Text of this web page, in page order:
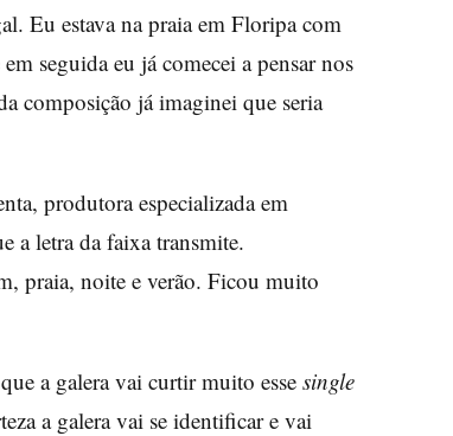
Eu estava na praia em Floripa com
seguida eu já comecei a pensar nos
composição já imaginei que seria
produtora especializada em
a letra da faixa transmite.
praia, noite e verão. Ficou muito
a galera vai curtir muito esse single
a galera vai se identificar e vai